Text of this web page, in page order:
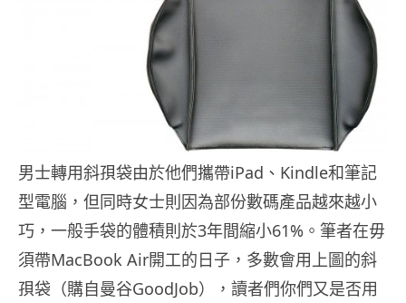
男士轉用斜孭袋由於他們攜帶iPad、Kindle和筆記
型電腦，但同時女士則因為部份數碼產品越來越小
巧，一般手袋的體積則於3年間縮小61%。筆者在毋
須帶MacBook Air開工的日子，多數會用上圖的斜
孭袋（購自曼谷GoodJob），讀者們你們又是否用